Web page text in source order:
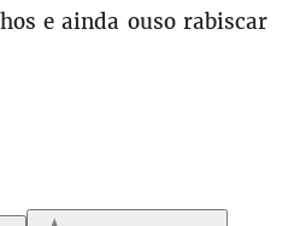
e ainda ouso rabiscar